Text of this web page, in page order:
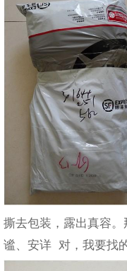
撕去包装，露出真容
谧、安详 对，我要找